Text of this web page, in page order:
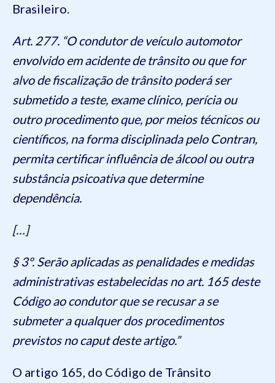
Brasileiro.
Art. 277. “O condutor de veículo automotor
envolvido em acidente de trânsito ou que for
alvo de fiscalização de trânsito poderá ser
submetido a teste, exame clínico, perícia ou
outro procedimento que, por meios técnicos ou
científicos, na forma disciplinada pelo Contran,
permita certificar influência de álcool ou outra
substância psicoativa que determine
dependência.
[…]
§ 3º. Serão aplicadas as penalidades e medidas
administrativas estabelecidas no art. 165 deste
Código ao condutor que se recusar a se
submeter a qualquer dos procedimentos
previstos no caput deste artigo.”
O artigo 165, do Código de Trânsito